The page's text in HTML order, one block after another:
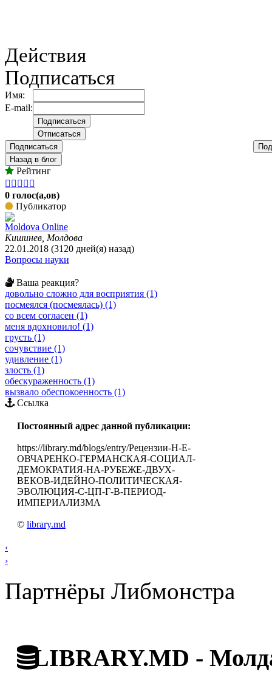
Действия
Подписаться
Имя:
E-mail:
Подписаться
Назад в блог
Рейтинг
    
0 голос(а,ов)
Публикатор
Moldova Online
Кишинев, Молдова
22.01.2018 (3120 дней(я) назад)
Вопросы науки
Ваша реакция?
довольно сложно для восприятия (1)
посмеялся (посмеялась) (1)
со всем согласен (1)
меня вдохновило! (1)
грусть (1)
сочувствие (1)
удивление (1)
злость (1)
обескураженность (1)
вызвало обеспокоенность (1)
Ссылка
Постоянный адрес данной публикации:
https://library.md/blogs/entry/Рецензии-Н-Е-
ОВЧАРЕНКО-ГЕРМАНСКАЯ-СОЦИАЛ-
ДЕМОКРАТИЯ-НА-РУБЕЖЕ-ДВУХ-
ВЕКОВ-ИДЕЙНО-ПОЛИТИЧЕСКАЯ-
ЭВОЛЮЦИЯ-С-ЦП-Г-В-ПЕРИОД-
ИМПЕРИАЛИЗМА
© library.md
‹
›
Партнёры Либмонстра
LIBRARY.MD -